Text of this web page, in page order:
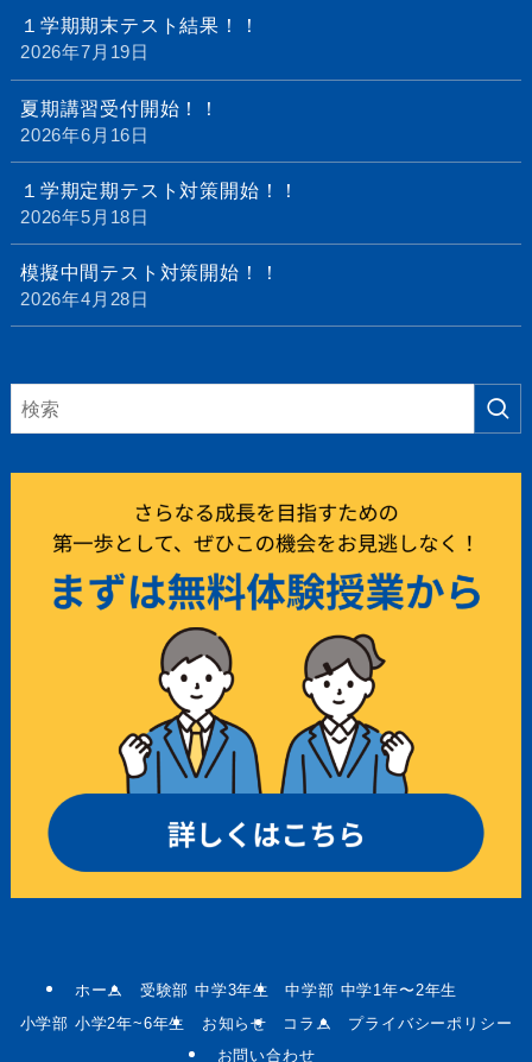
１学期期末テスト結果！！
2026年7月19日
夏期講習受付開始！！
2026年6月16日
１学期定期テスト対策開始！！
2026年5月18日
模擬中間テスト対策開始！！
2026年4月28日
ホーム 受験部 中学3年生
中学部 中学1年〜2年生
小学部 小学2年~6年生
お知らせ コラム
プライバシーポリシー
お問い合わせ